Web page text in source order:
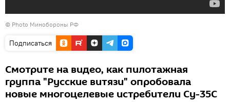
© Photo Минобороны РФ
Подписаться
Смотрите на видео, как пилотажная
группа "Русские витязи" опробовала
новые многоцелевые истребители Су-35С